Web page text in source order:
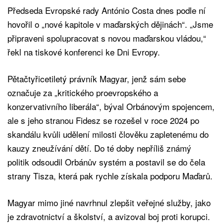
Předseda Evropské rady António Costa dnes podle ní
hovořil o „nové kapitole v maďarských dějinách“. „Jsme
připraveni spolupracovat s novou maďarskou vládou,“
řekl na tiskové konferenci ke Dni Evropy.
Pětačtyřicetiletý právník Magyar, jenž sám sebe
označuje za „kritického proevropského a
konzervativního liberála“, býval Orbánovým spojencem,
ale s jeho stranou Fidesz se rozešel v roce 2024 po
skandálu kvůli udělení milosti člověku zapletenému do
kauzy zneužívání dětí. Do té doby nepříliš známý
politik odsoudil Orbánův systém a postavil se do čela
strany Tisza, která pak rychle získala podporu Maďarů.
Magyar mimo jiné navrhnul zlepšit veřejné služby, jako
je zdravotnictví a školství, a avizoval boj proti korupci.